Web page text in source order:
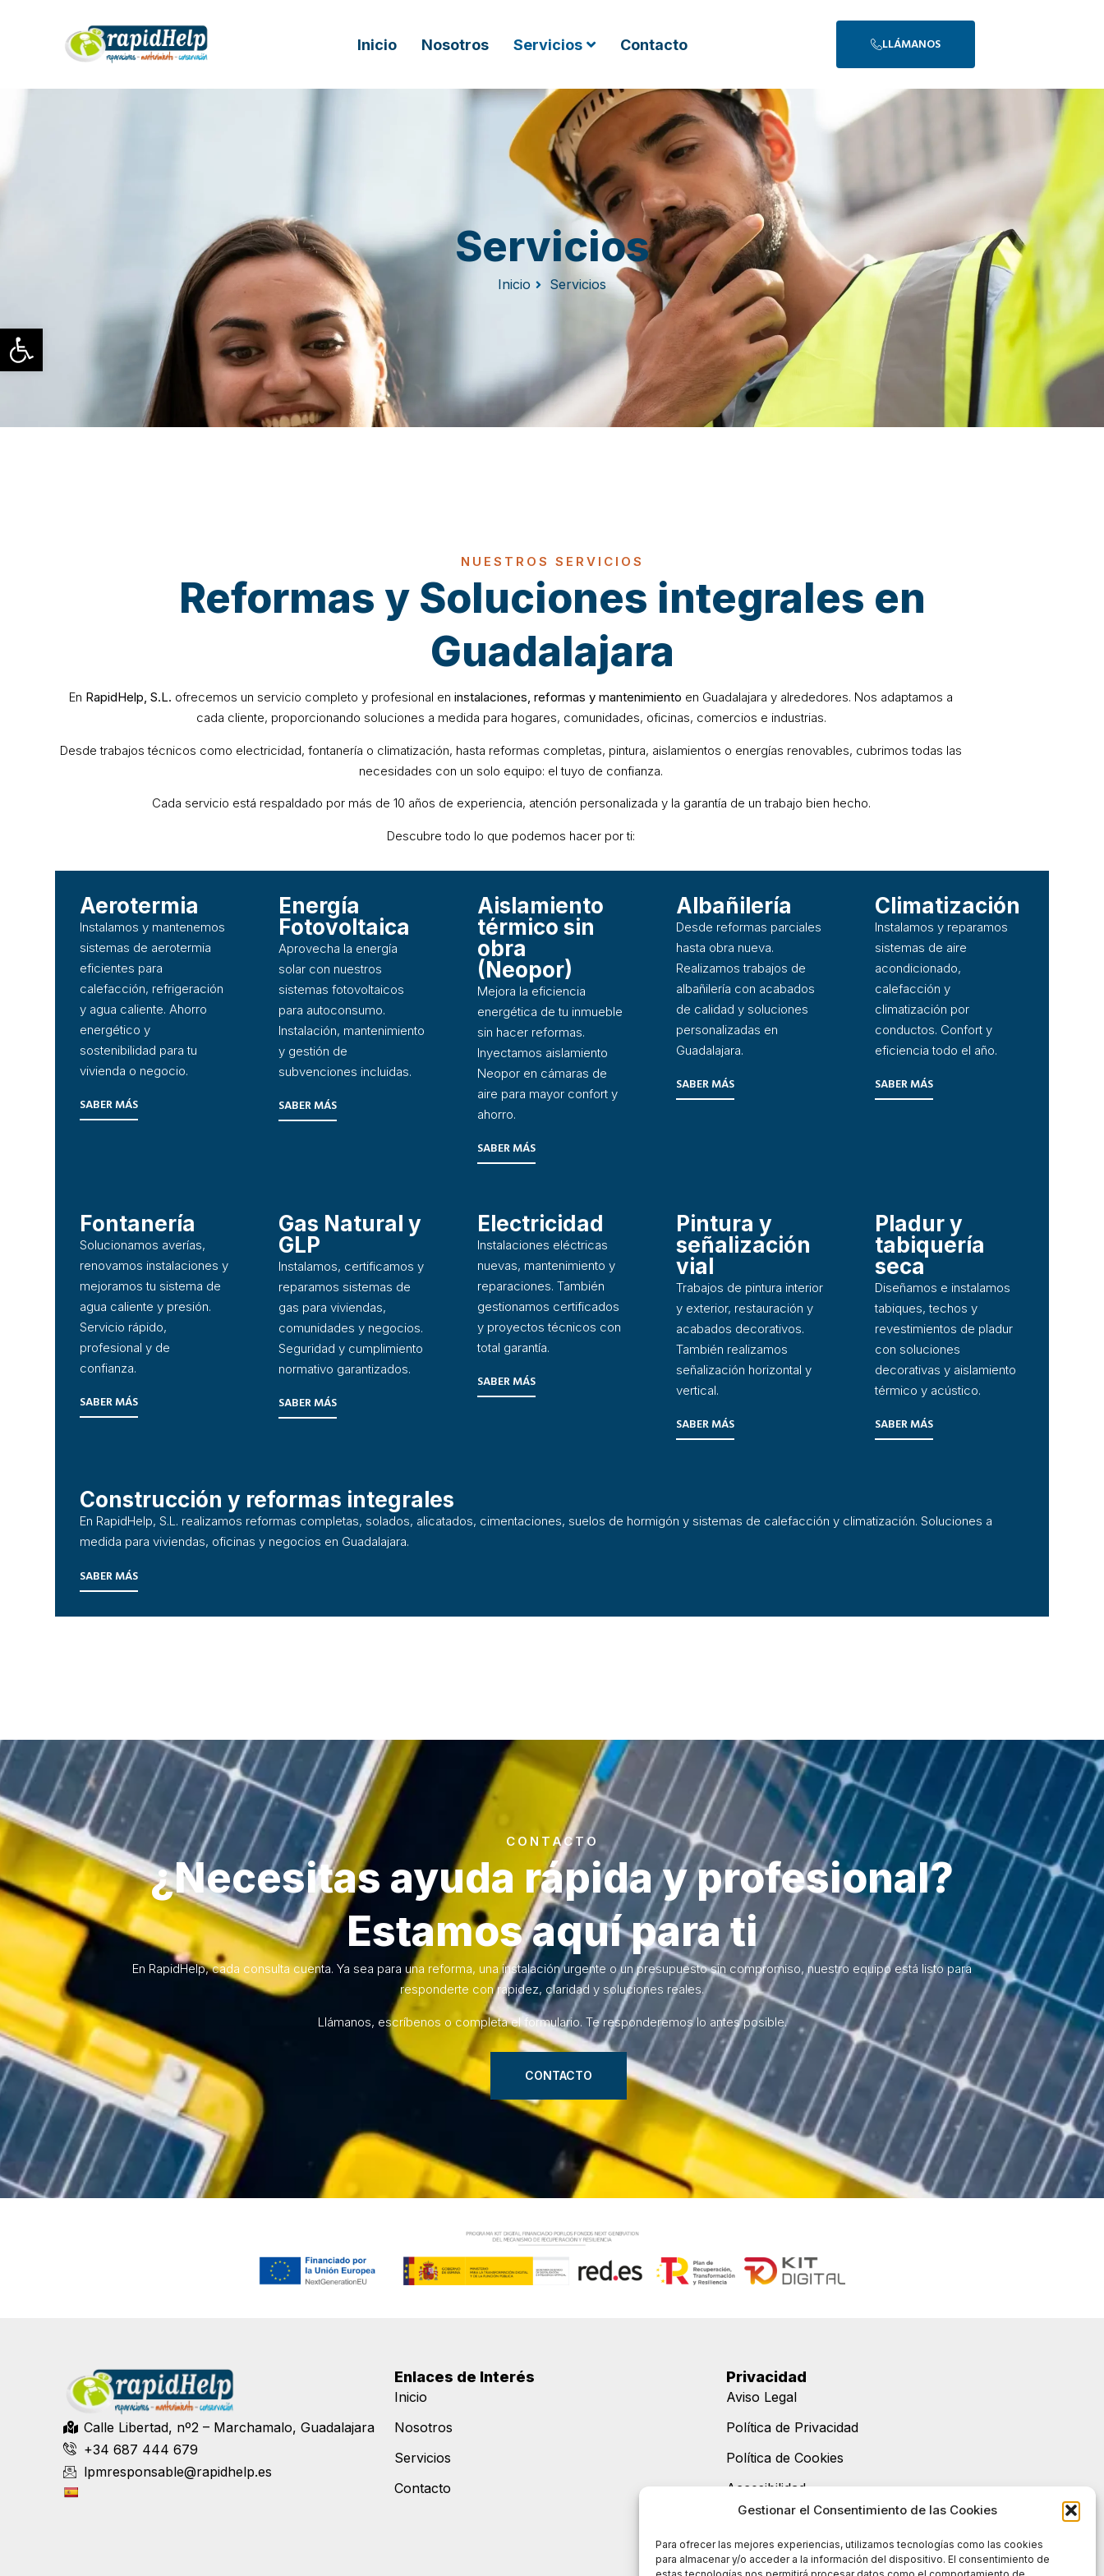
Abrir barra de herramientas
Gestionar el Consentimiento de las Cookies
Para ofrecer las mejores experiencias, utilizamos tecnologías como las cookies
para almacenar y/o acceder a la información del dispositivo. El consentimiento de
Inicio Nosotros Servicios Contacto LLÁMANOS
Servicios
Inicio Servicios
NUESTROS SERVICIOS
Reformas y Soluciones integrales en
Guadalajara
En RapidHelp, S.L. ofrecemos un servicio completo y profesional en instalaciones, reformas y mantenimiento en Guadalajara y alrededores. Nos adaptamos a
cada cliente, proporcionando soluciones a medida para hogares, comunidades, oficinas, comercios e industrias.
Desde trabajos técnicos como electricidad, fontanería o climatización, hasta reformas completas, pintura, aislamientos o energías renovables, cubrimos todas las
necesidades con un solo equipo: el tuyo de confianza.
Cada servicio está respaldado por más de 10 años de experiencia, atención personalizada y la garantía de un trabajo bien hecho.
Descubre todo lo que podemos hacer por ti:
Aerotermia
Instalamos y mantenemos
sistemas de aerotermia
eficientes para
calefacción, refrigeración
y agua caliente. Ahorro
energético y
sostenibilidad para tu
vivienda o negocio.
SABER MÁS
Energía
Fotovoltaica
Aprovecha la energía
solar con nuestros
sistemas fotovoltaicos
para autoconsumo.
Instalación, mantenimiento
y gestión de
subvenciones incluidas.
SABER MÁS
Aislamiento
térmico sin
obra
(Neopor)
Mejora la eficiencia
energética de tu inmueble
sin hacer reformas.
Inyectamos aislamiento
Neopor en cámaras de
aire para mayor confort y
ahorro.
SABER MÁS
Albañilería
Desde reformas parciales
hasta obra nueva.
Realizamos trabajos de
albañilería con acabados
de calidad y soluciones
personalizadas en
Guadalajara.
SABER MÁS
Climatización
Instalamos y reparamos
sistemas de aire
acondicionado,
calefacción y
climatización por
conductos. Confort y
eficiencia todo el año.
SABER MÁS
Fontanería
Solucionamos averías,
renovamos instalaciones y
mejoramos tu sistema de
agua caliente y presión.
Servicio rápido,
profesional y de
confianza.
SABER MÁS
Gas Natural y
GLP
Instalamos, certificamos y
reparamos sistemas de
gas para viviendas,
comunidades y negocios.
Seguridad y cumplimiento
normativo garantizados.
SABER MÁS
Electricidad
Instalaciones eléctricas
nuevas, mantenimiento y
reparaciones. También
gestionamos certificados
y proyectos técnicos con
total garantía.
SABER MÁS
Pintura y
señalización
vial
Trabajos de pintura interior
y exterior, restauración y
acabados decorativos.
También realizamos
señalización horizontal y
vertical.
SABER MÁS
Pladur y
tabiquería
seca
Diseñamos e instalamos
tabiques, techos y
revestimientos de pladur
con soluciones
decorativas y aislamiento
térmico y acústico.
SABER MÁS
Construcción y reformas integrales
En RapidHelp, S.L. realizamos reformas completas, solados, alicatados, cimentaciones, suelos de hormigón y sistemas de calefacción y climatización. Soluciones a
medida para viviendas, oficinas y negocios en Guadalajara.
SABER MÁS
CONTACTO
¿Necesitas ayuda rápida y profesional?
Estamos aquí para ti
En RapidHelp, cada consulta cuenta. Ya sea para una reforma, una instalación urgente o un presupuesto sin compromiso, nuestro equipo está listo para
responderte con rapidez, claridad y soluciones reales.
Llámanos, escríbenos o completa el formulario. Te responderemos lo antes posible.
CONTACTO
Calle Libertad, nº2 – Marchamalo, Guadalajara
+34 687 444 679
lpmresponsable@rapidhelp.es
Enlaces de Interés
Inicio
Nosotros
Servicios
Contacto
Privacidad
Aviso Legal
Política de Privacidad
Política de Cookies
Accesibilidad
Mapa Web